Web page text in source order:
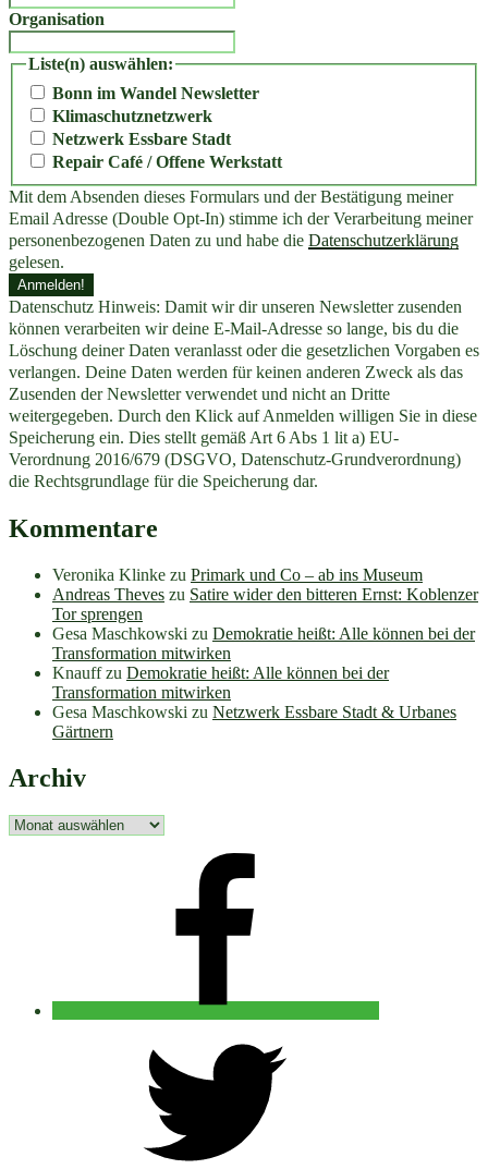
Organisation
Liste(n) auswählen:
Bonn im Wandel Newsletter
Klimaschutznetzwerk
Netzwerk Essbare Stadt
Repair Café / Offene Werkstatt
Mit dem Absenden dieses Formulars und der Bestätigung meiner
Email Adresse (Double Opt-In) stimme ich der Verarbeitung meiner
personenbezogenen Daten zu und habe die Datenschutzerklärung
gelesen.
Datenschutz Hinweis: Damit wir dir unseren Newsletter zusenden
können verarbeiten wir deine E-Mail-Adresse so lange, bis du die
Löschung deiner Daten veranlasst oder die gesetzlichen Vorgaben es
verlangen. Deine Daten werden für keinen anderen Zweck als das
Zusenden der Newsletter verwendet und nicht an Dritte
weitergegeben. Durch den Klick auf Anmelden willigen Sie in diese
Speicherung ein. Dies stellt gemäß Art 6 Abs 1 lit a) EU-
Verordnung 2016/679 (DSGVO, Datenschutz-Grundverordnung)
die Rechtsgrundlage für die Speicherung dar.
Kommentare
Veronika Klinke zu Primark und Co – ab ins Museum
Andreas Theves zu Satire wider den bitteren Ernst: Koblenzer
Tor sprengen
Gesa Maschkowski zu Demokratie heißt: Alle können bei der
Transformation mitwirken
Knauffzu Demokratie heißt: Alle können bei der
Transformation mitwirken
Gesa Maschkowski zu Netzwerk Essbare Stadt & Urbanes
Gärtnern
Archiv
Archiv